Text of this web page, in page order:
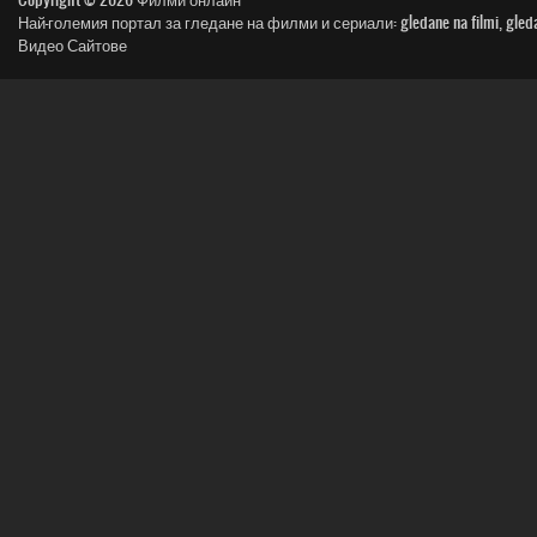
Най-големия портал за гледане на филми и сериали: gledane na filmi,
Видео Сайтове